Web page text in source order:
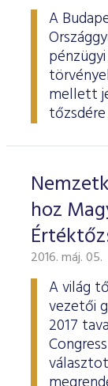
A
mellett
hoz
2016. máj. 05.
A világ
vezetői
2017